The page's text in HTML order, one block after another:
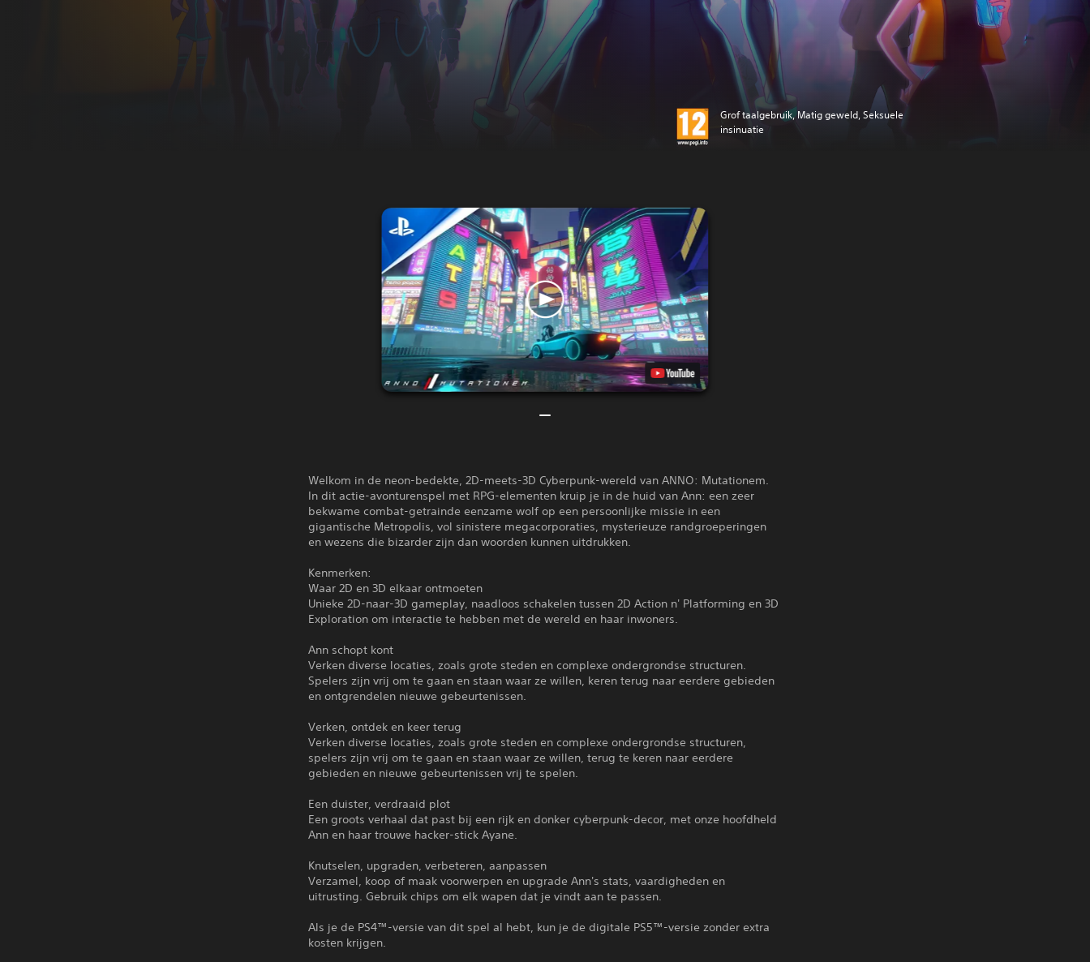
Grof taalgebruik, Matig geweld, Seksuele
insinuatie
Welkom in de neon-bedekte, 2D-meets-3D Cyberpunk-wereld van ANNO: Mutationem.
In dit actie-avonturenspel met RPG-elementen kruip je in de huid van Ann: een zeer
bekwame combat-getrainde eenzame wolf op een persoonlijke missie in een
gigantische Metropolis, vol sinistere megacorporaties, mysterieuze randgroeperingen
en wezens die bizarder zijn dan woorden kunnen uitdrukken.
Kenmerken:
Waar 2D en 3D elkaar ontmoeten
Unieke 2D-naar-3D gameplay, naadloos schakelen tussen 2D Action n' Platforming en 3D
Exploration om interactie te hebben met de wereld en haar inwoners.
Ann schopt kont
Verken diverse locaties, zoals grote steden en complexe ondergrondse structuren.
Spelers zijn vrij om te gaan en staan waar ze willen, keren terug naar eerdere gebieden
en ontgrendelen nieuwe gebeurtenissen.
Verken, ontdek en keer terug
Verken diverse locaties, zoals grote steden en complexe ondergrondse structuren,
spelers zijn vrij om te gaan en staan waar ze willen, terug te keren naar eerdere
gebieden en nieuwe gebeurtenissen vrij te spelen.
Een duister, verdraaid plot
Een groots verhaal dat past bij een rijk en donker cyberpunk-decor, met onze hoofdheld
Ann en haar trouwe hacker-stick Ayane.
Knutselen, upgraden, verbeteren, aanpassen
Verzamel, koop of maak voorwerpen en upgrade Ann's stats, vaardigheden en
uitrusting. Gebruik chips om elk wapen dat je vindt aan te passen.
Als je de PS4™-versie van dit spel al hebt, kun je de digitale PS5™-versie zonder extra
kosten krijgen.